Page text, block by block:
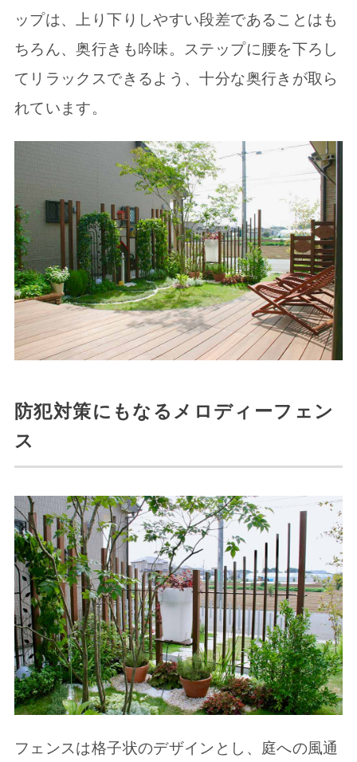
ップは、上り下りしやすい段差であることはも
ちろん、奥行きも吟味。ステップに腰を下ろし
てリラックスできるよう、十分な奥行きが取ら
れています。
防犯対策にもなるメロディーフェン
ス
フェンスは格子状のデザインとし、庭への風通